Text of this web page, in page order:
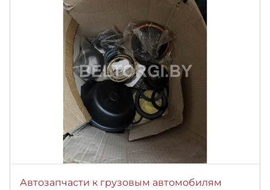
Автозапчасти к грузовым автомобилям